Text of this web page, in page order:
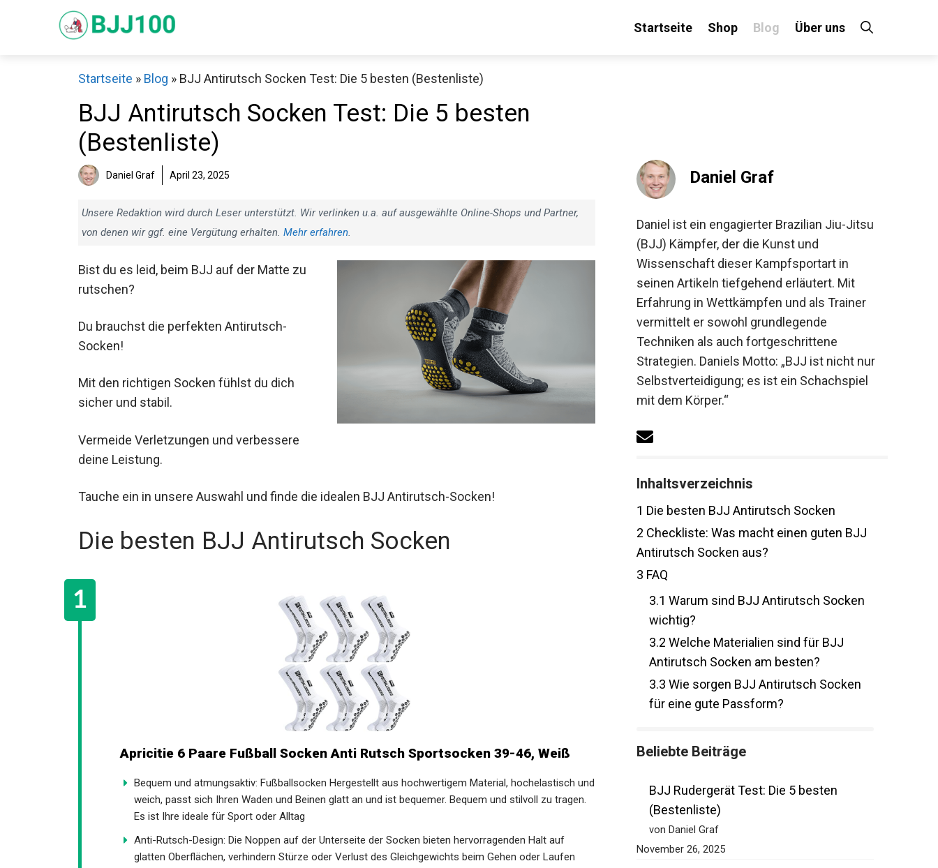
Startseite Shop Blog Über uns
Startseite » Blog » BJJ Antirutsch Socken Test: Die 5 besten (Bestenliste)
BJJ Antirutsch Socken Test: Die 5 besten
(Bestenliste)
Daniel Graf April 23, 2025
Unsere Redaktion wird durch Leser unterstützt. Wir verlinken u.a. auf ausgewählte Online-Shops und Partner,
von denen wir ggf. eine Vergütung erhalten. Mehr erfahren.
Bist du es leid, beim BJJ auf der Matte zu
rutschen?
Du brauchst die perfekten Antirutsch-
Socken!
Mit den richtigen Socken fühlst du dich
sicher und stabil.
Vermeide Verletzungen und verbessere deine Leistung.
Apricitie 6 Paare Fußball Socken Anti Rutsch Sportsocken 39-46, Weiß
Bequem und atmungsaktiv: Fußballsocken Hergestellt aus hochwertigem Material, hochelastisch
und weich, passt sich Ihren Waden und Beinen glatt an und ist bequemer. Bequem und stilvoll zu
tragen. Es ist Ihre ideale für Sport oder Alltag
Anti-Rutsch-Design: Die Noppen auf der Unterseite der Socken bieten hervorragenden Halt auf
glatten Oberflächen, verhindern Stürze oder Verlust des Gleichgewichts beim Gehen oder Laufen
Angenehm zu tragen: Einfach zu tragen und hervorragend für den täglichen Gebrauch geeignet,
Daniel Graf
Daniel ist ein engagierter Brazilian Jiu-Jitsu
(BJJ) Kämpfer, der die Kunst und
Wissenschaft dieser Kampfsportart in
seinen Artikeln tiefgehend erläutert. Mit
Erfahrung in Wettkämpfen und als Trainer
vermittelt er sowohl grundlegende
Techniken als auch fortgeschrittene
Strategien. Daniels Motto: „BJJ ist nicht nur
Selbstverteidigung; es ist ein Schachspiel
mit dem Körper.“
Inhaltsverzeichnis
Die besten BJJ Antirutsch Socken
Checkliste: Was macht einen guten BJJ
Antirutsch Socken aus?
FAQ
3.1Warum sind BJJ Antirutsch Socken
wichtig?
3.2Welche Materialien sind für BJJ
Antirutsch Socken am besten?
3.3Wie sorgen BJJ Antirutsch Socken
für eine gute Passform?
Beliebte Beiträge
BJJ Rudergerät Test: Die 5 besten
(Bestenliste)
von Daniel Graf
November 26, 2025
Decathlon Sale
Schaue dir jetzt die meistverkauften Produkte im Sale bei Decathlon an!
Jetzt anschauen